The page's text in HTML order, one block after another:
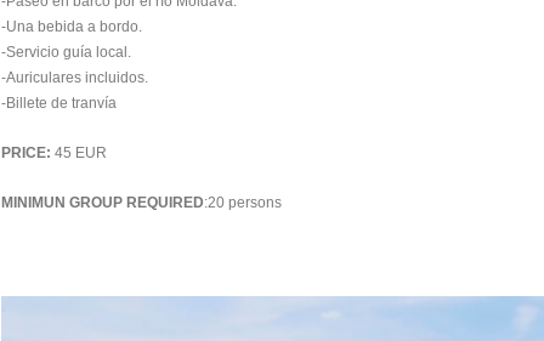
-Una bebida a bordo.
-Servicio guía local.
-Auriculares incluidos.
-Billete de tranvía
PRICE: 45 EUR
MINIMUN GROUP REQUIRED:20 persons